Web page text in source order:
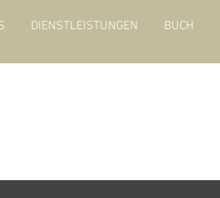
DIENSTLEISTUNGEN BUCH